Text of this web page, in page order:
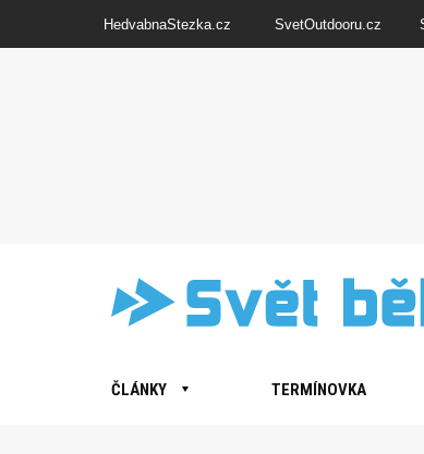
HedvabnaStezka.cz SvetOutdooru.cz
ČLÁNKY TERMÍNOVKA